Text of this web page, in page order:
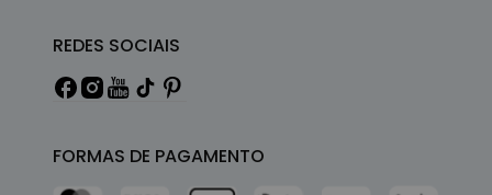
REDES SOCIAIS
FORMAS DE PAGAMENTO